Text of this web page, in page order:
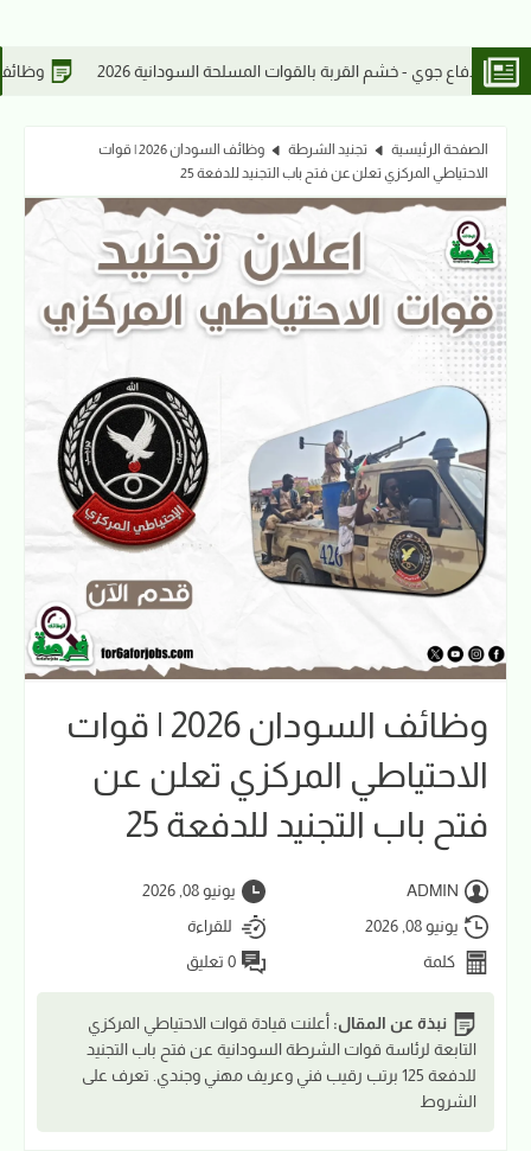
السودانية 2026 وظائف السودان | مدخل بيانات لدى مكتب
الصفحة الرئيسية تجنيد الشرطة
وظائف السودان 2026 | قوات
الاحتياطي المركزي تعلن عن فتح باب التجنيد للدفعة 25
وظائف السودان 2026 | قوات
الاحتياطي المركزي تعلن عن
فتح باب التجنيد للدفعة 25
ADMIN
يونيو 08, 2026
يونيو 08, 2026
للقراءة
كلمة
0 تعليق
نبذة عن المقال: أعلنت قيادة قوات الاحتياطي المركزي
التابعة لرئاسة قوات الشرطة السودانية عن فتح باب التجنيد
للدفعة 125 برتب رقيب فني وعريف مهني وجندي. تعرف على
الشروط